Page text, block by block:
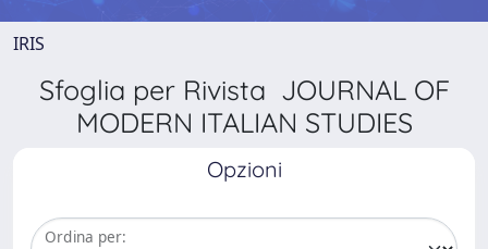
IRIS
Sfoglia per Rivista JOURNAL OF
MODERN ITALIAN STUDIES
Opzioni
Ordina per: